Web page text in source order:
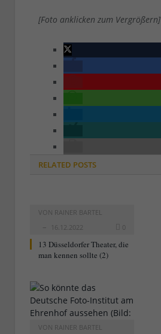
[Foto anklicken zum Vergrößern]
RELATED POSTS
VON RAINER BARTEL
16.12.2022
0
13 Düsseldorfer Theater, die
man kennen sollte (2)
VON RAINER BARTEL